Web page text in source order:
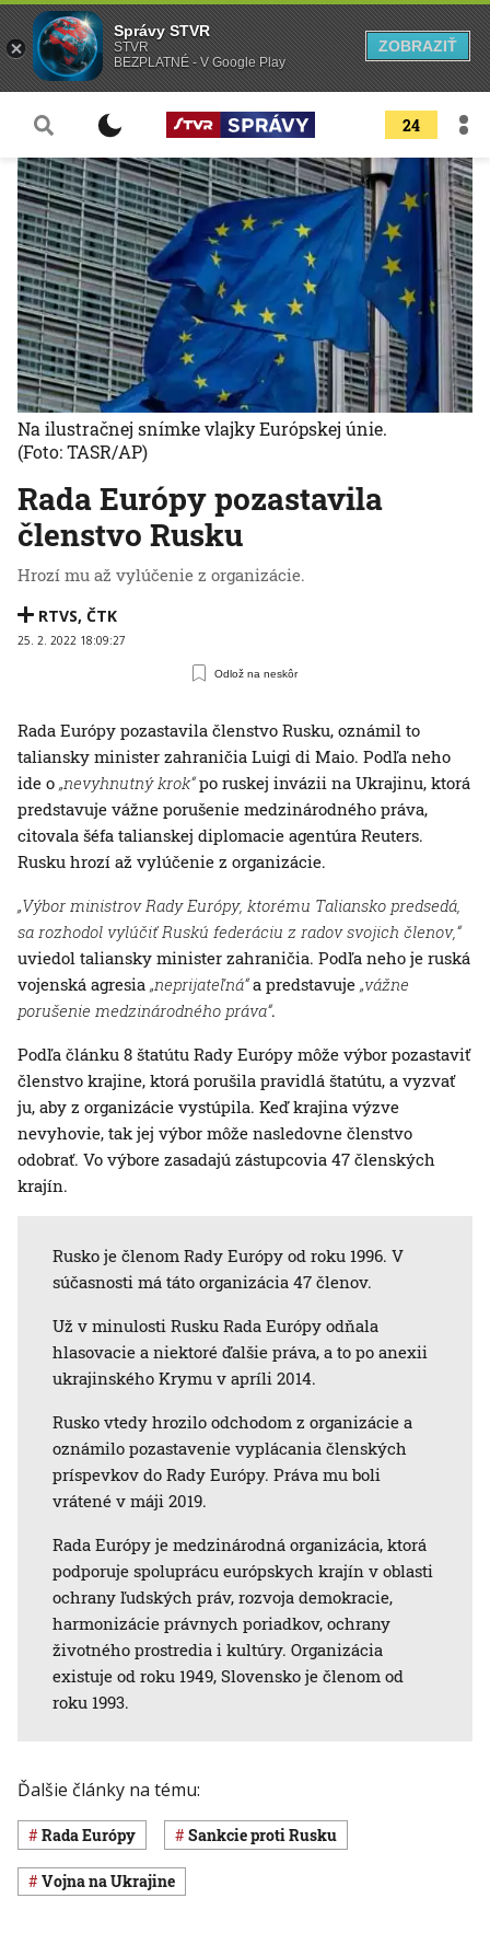
24
Rada Európy pozastavila
členstvo Rusku
Hrozí mu až vylúčenie z organizácie.
RTVS, ČTK
25. 2. 2022 18:09:27
Odlož na neskôr
Na ilustračnej snímke vlajky Európskej únie.
(Foto: TASR/AP)
Rada Európy pozastavila členstvo Rusku, oznámil to
taliansky minister zahraničia Luigi di Maio. Podľa neho
ide o „nevyhnutný krok“po ruskej invázii na Ukrajinu, ktorá
predstavuje vážne porušenie medzinárodného práva,
citovala šéfa talianskej diplomacie agentúra Reuters.
Rusku hrozí až vylúčenie z organizácie.
„Výbor ministrov Rady Európy, ktorému Taliansko predsedá,
sa rozhodol vylúčiť Ruskú federáciu z radov svojich členov,“
uviedol taliansky minister zahraničia. Podľa neho je ruská
vojenská agresia „neprijateľná“a predstavuje „vážne
porušenie medzinárodného práva“.
Podľa článku 8 štatútu Rady Európy môže výbor pozastaviť
členstvo krajine, ktorá porušila pravidlá štatútu, a vyzvať
ju, aby z organizácie vystúpila. Keď krajina výzve
nevyhovie, tak jej výbor môže nasledovne členstvo
odobrať. Vo výbore zasadajú zástupcovia 47 členských
krajín.
Rusko je členom Rady Európy od roku 1996. V
súčasnosti má táto organizácia 47 členov.
Už v minulosti Rusku Rada Európy odňala
hlasovacie a niektoré ďalšie práva, a to po anexii
ukrajinského Krymu v apríli 2014.
Rusko vtedy hrozilo odchodom z organizácie a
oznámilo pozastavenie vyplácania členských
príspevkov do Rady Európy. Práva mu boli
vrátené v máji 2019.
Rada Európy je medzinárodná organizácia, ktorá
podporuje spoluprácu európskych krajín v oblasti
ochrany ľudských práv, rozvoja demokracie,
harmonizácie právnych poriadkov, ochrany
životného prostredia i kultúry. Organizácia
existuje od roku 1949, Slovensko je členom od
roku 1993.
Ďalšie články na tému:
Rada Európy sankcie proti Rusku
vojna na Ukrajine
Správy STVR
STVR
BEZPLATNÉ - V Google Play
ZOBRAZIŤ